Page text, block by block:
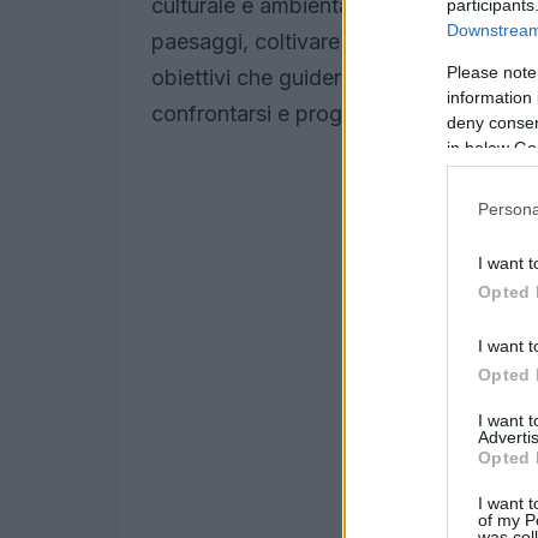
Please
information
deny
in below
I want
Opted
I want
Opted
I want
Opted
I want
of my
culturale e ambientale e stimolare
paesaggi, coltivare relazioni tra città
obiettivi che guideranno i lavori,
confrontarsi e progettare idee